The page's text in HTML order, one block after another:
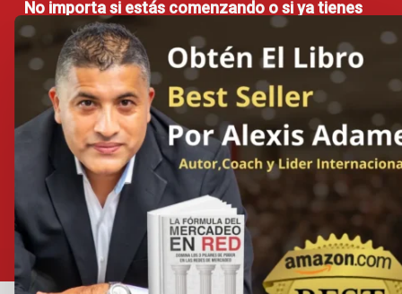
No importa si estás comenzando o si ya tienes
experiencia en redes de mercadeo, Alexis te
brindará las herramientas para que alcances el
éxito.
Libro
en
Amazon